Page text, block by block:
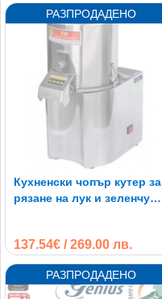
Кухненски чопър кутер за
рязане на лук и зеленчуци
137.54€ / 269.00 лв.